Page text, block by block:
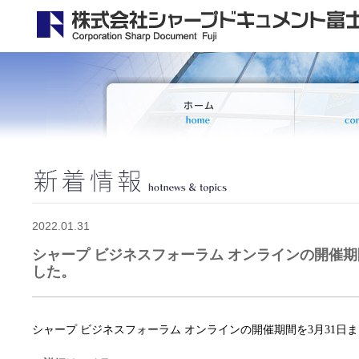
2022.01.31
シャープ ビジネスフォーラム オンラインの開催
した。
シャープ ビジネスフォーラム オンラインの開催期間を3月31日